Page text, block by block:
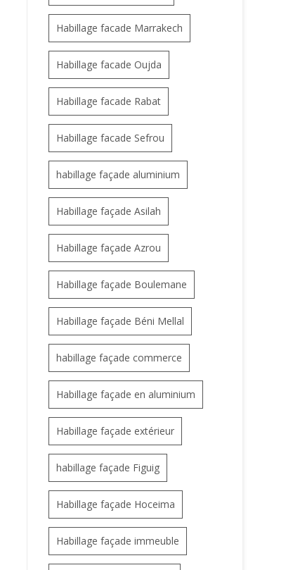
Habillage facade Marrakech
Habillage facade Oujda
Habillage facade Rabat
Habillage facade Sefrou
habillage façade aluminium
Habillage façade Asilah
Habillage façade Azrou
Habillage façade Boulemane
Habillage façade Béni Mellal
habillage façade commerce
Habillage façade en aluminium
Habillage façade extérieur
habillage façade Figuig
Habillage façade Hoceima
Habillage façade immeuble